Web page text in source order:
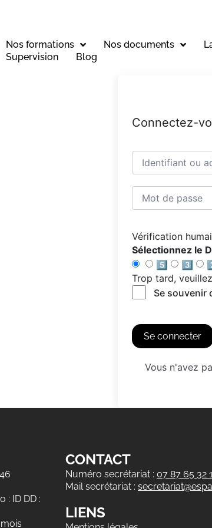
Nos formations Nos documents
Supervision
Blog
Connectez-
Vérification
Sélectionnez le
5️⃣
3️⃣
Trop tard,
Se souvenir
Se connecter
Vous n'avez
: ID DD :
CONTACT
Numéro secrétariat : 07 87 65 32
Mail secrétariat :
LIENS